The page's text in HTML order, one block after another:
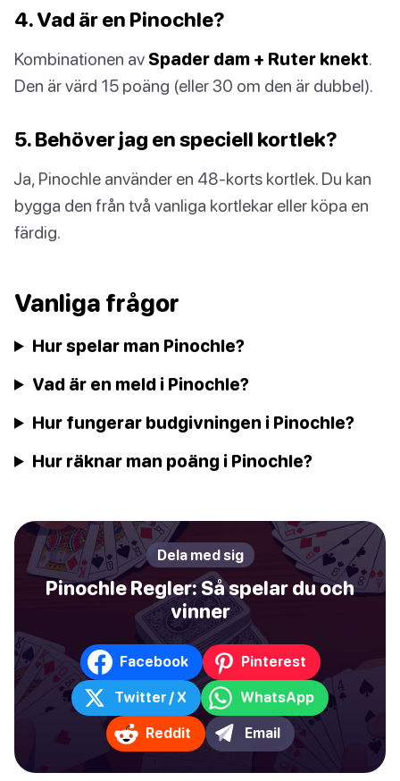
4. Vad är en Pinochle?
Kombinationen av Spader dam + Ruter knekt.
Den är värd 15 poäng (eller 30 om den är dubbel).
5. Behöver jag en speciell kortlek?
Ja, Pinochle använder en 48-korts kortlek. Du kan
bygga den från två vanliga kortlekar eller köpa en
färdig.
Vanliga frågor
Hur spelar man Pinochle?
Vad är en meld i Pinochle?
Hur fungerar budgivningen i Pinochle?
Hur räknar man poäng i Pinochle?
Dela med sig
Pinochle Regler: Så spelar du och
vinner
Facebook Pinterest
Twitter / X WhatsApp
Reddit Email